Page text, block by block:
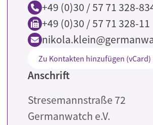
+49 (0)30 / 57 71 328-
+49 (0)30 / 57 71 328-11
Zu Kontakten hinzufügen (vCard)
Anschrift
Stresemannstraße 72
Germanwatch e.V.